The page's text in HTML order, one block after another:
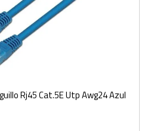
Rj45 Cat.5E Utp Awg24 Azul